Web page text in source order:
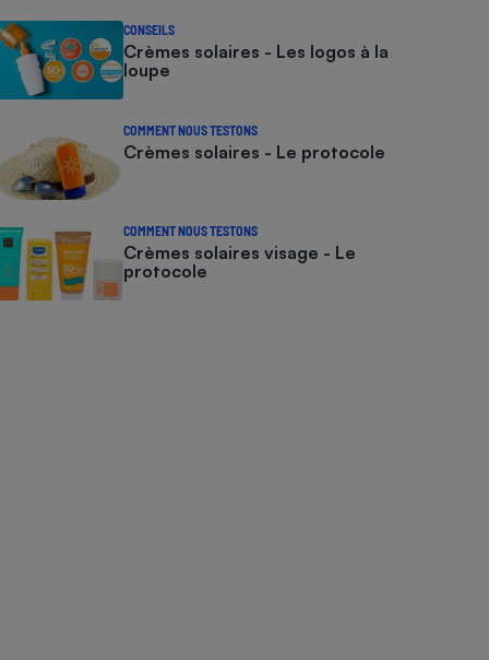
CONSEILS
Crèmes solaires - Les logos à la
loupe
COMMENT NOUS TESTONS
Crèmes solaires - Le protocole
COMMENT NOUS TESTONS
Crèmes solaires visage - Le
protocole